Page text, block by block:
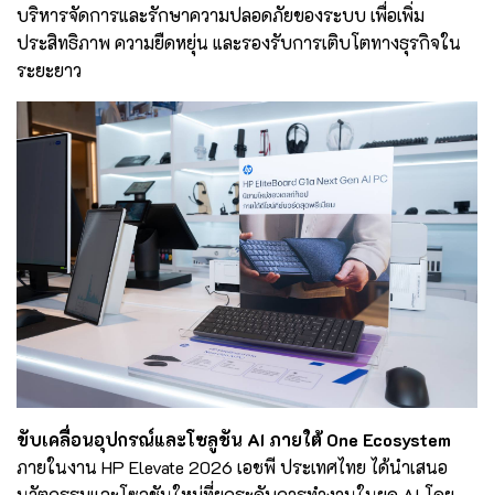
บริหารจัดการและรักษาความปลอดภัยของระบบ เพื่อเพิ่ม
ประสิทธิภาพ ความยืดหยุ่น และรองรับการเติบโตทางธุรกิจใน
ระยะยาว
ขับเคลื่อนอุปกรณ์และโซลูชัน AI ภายใต้ One Ecosystem
ภายในงาน HP Elevate 2026 เอชพี ประเทศไทย ได้นำเสนอ